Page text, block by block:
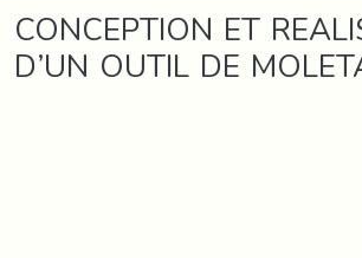
CONCEPTION ET
D’UN OUTIL DE